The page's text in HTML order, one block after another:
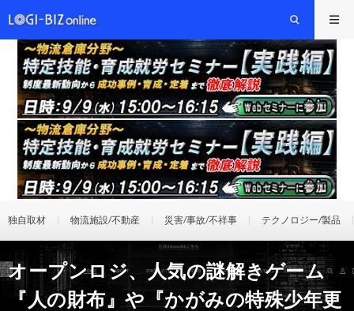
独自取材 物流施設/不動産 災害/事故/不祥事 テクノロジー/製品
オープンロジ、人気の謎解きゲーム
『人の財布』や『かがみの特殊少年更